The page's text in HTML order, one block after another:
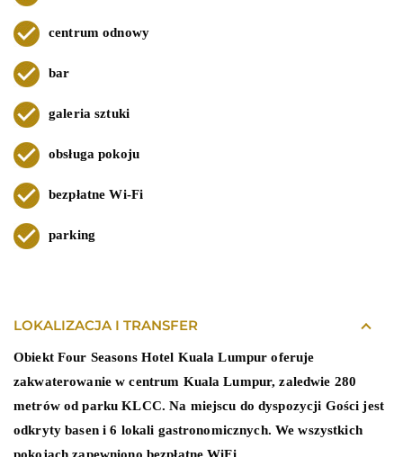
centrum odnowy
bar
galeria sztuki
obsługa pokoju
bezpłatne Wi-Fi
parking
LOKALIZACJA I TRANSFER
Obiekt Four Seasons Hotel Kuala Lumpur oferuje
zakwaterowanie w centrum Kuala Lumpur, zaledwie 280
metrów od parku KLCC. Na miejscu do dyspozycji Gości jest
odkryty basen i 6 lokali gastronomicznych. We wszystkich